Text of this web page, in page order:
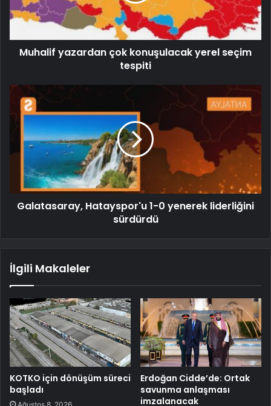
Muhalif yazardan çok konuşulacak yerel seçim
tespiti
Galatasaray, Hatayspor'u 1-0 yenerek liderliğini
sürdürdü
İlgili Makaleler
KOTKO için dönüşüm süreci
başladı
Erdoğan Cidde’de: Ortak
savunma anlaşması
imzalanacak